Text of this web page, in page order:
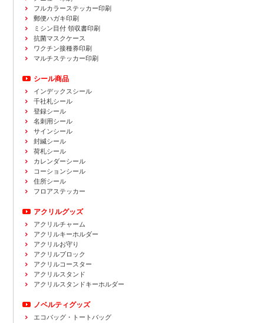
フルカラーステッカー印刷
郵便ハガキ印刷
ミシン目付 領収書印刷
抗菌マスクケース
ワクチン接種券印刷
マルチステッカー印刷
シール商品
インデックスシール
千社札シール
登録シール
名刺用シール
サインシール
封緘シール
荷札シール
カレンダーシール
コーションシール
住所シール
フロアステッカー
アクリルグッズ
アクリルチャーム
アクリルキーホルダー
アクリルお守り
アクリルブロック
アクリルコースター
アクリルスタンド
アクリルスタンドキーホルダー
ノベルティグッズ
エコバッグ・トートバッグ